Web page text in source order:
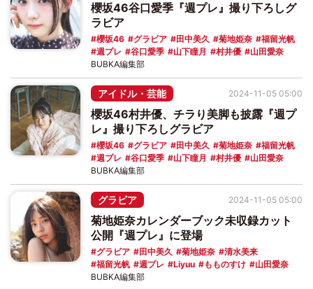
櫻坂46谷口愛季『週プレ』撮り下ろしグ
ラビア
櫻坂46 グラビア 田中美久 菊地姫奈
福留光帆
週プレ
谷口愛季 山下瞳月 村井優 山田愛奈
BUBKA編集部
アイドル・芸能
櫻坂46村井優、チラり美脚も披露『週プ
レ』撮り下ろしグラビア
櫻坂46 グラビア 田中美久 菊地姫奈
福留光帆
週プレ
谷口愛季 山下瞳月 村井優 山田愛奈
2024-11-05 05:00
BUBKA編集部
グラビア
菊地姫奈カレンダーブック未収録カット
公開『週プレ』に登場
グラビア 田中美久 菊地姫奈
清水美来
福留光帆
週プレ Liyuu もものすけ 山田愛奈
2024-11-05 05:00
BUBKA編集部